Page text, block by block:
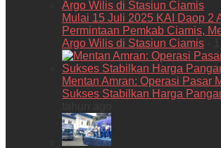
Mulai 15 Juli 2025 KAI Daop 2
Permintaan Pemkab Ciamis,
Argo Wilis di Stasiun Ciamis
Mentan Amran: Operasi Pasar
Sukses Stabilkan Harga